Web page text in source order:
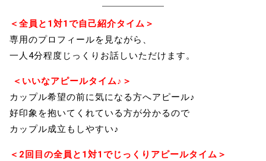
＜全員と1対1で自己紹介タイム＞
専用のプロフィールを見ながら、
一人4分程度じっくりお話しいただけます。
＜いいなアピールタイム♪＞
カップル希望の前に気になる方へアピール♪
好印象を抱いてくれている方が分かるので
カップル成立もしやすい♪
＜2回目の全員と1対1でじっくりアピールタイム＞